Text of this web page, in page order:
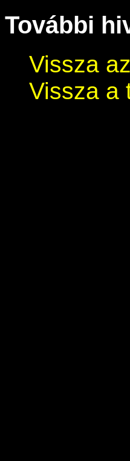
További
Vissza
Vissza a